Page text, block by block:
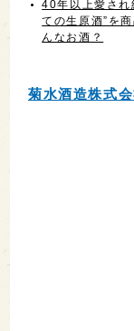
40年以上愛され
ての生原酒”を
んなお酒？
菊水酒造株式